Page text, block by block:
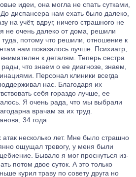
идеи, она могла не спать сутками,
диспансера нам ехать было далеко,
на учёт, вдруг, ничего страшного не
не очень далеко от дома, решили
туда, потому что решили, отношение к
нам показалось лучше. Психиатр,
к деталям. Теперь сестра
что знаем о ее диагнозе, знаем,
Персонал клиники всегда
нас. Благодаря их
себя гораздо лучше, ее
Я очень рада, что мы выбрали
врачам за их труд.
34 года
атак несколько лет. Мне было страшно
ощущал тревогу, у меня были
Бывало я мог проснуться из-
потом двое суток. А это только
курил траву по совету друга но